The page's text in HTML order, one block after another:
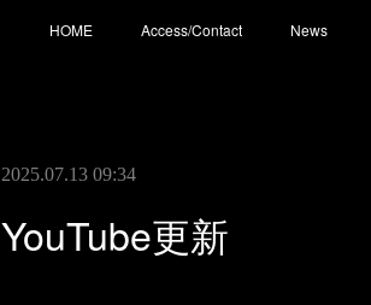
HOME Access/Contact News
2025.07.13 09:34
YouTube更新